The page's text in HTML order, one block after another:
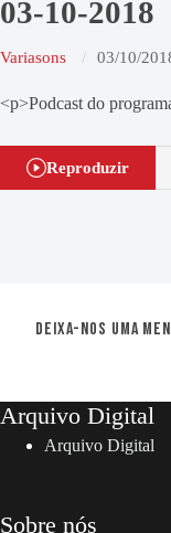
03-10-2018
Variasons 03/10/
<p>Podcast do
Reproduzir
Deixa-nos uma
Arquivo Digital
Arquivo Digital
Sobre nós